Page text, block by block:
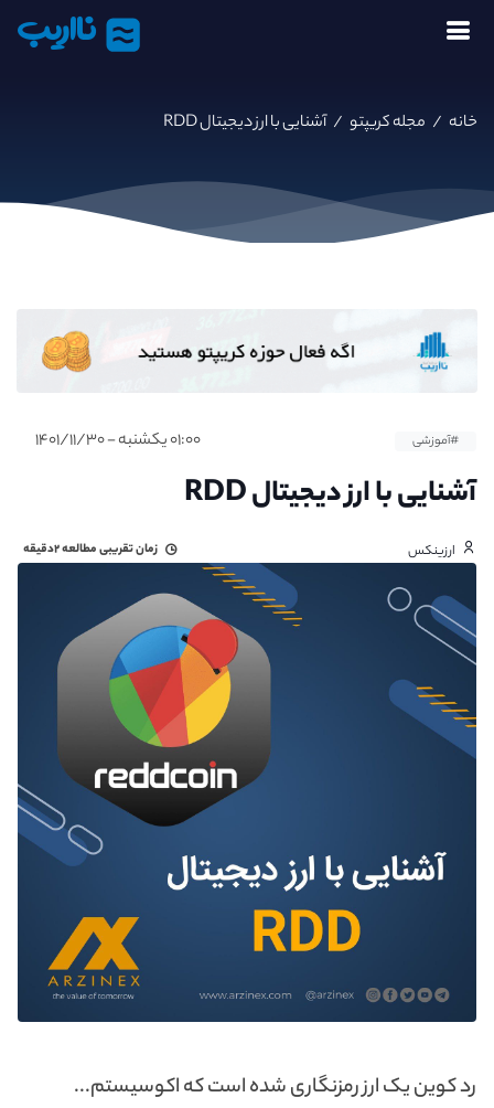
نااریب
خانه / مجله کریپتو /آشنایی با ارز دیجیتال RDD
#آموزشی ۰۱:۰۰ یکشنبه - ۱۴۰۱/۱۱/۳۰
آشنایی با ارز دیجیتال RDD
ارزینکس زمان تقریبی مطالعه۲دقیقه
رد کوین یک ارز رمزنگاری شده است که اکوسیستم...